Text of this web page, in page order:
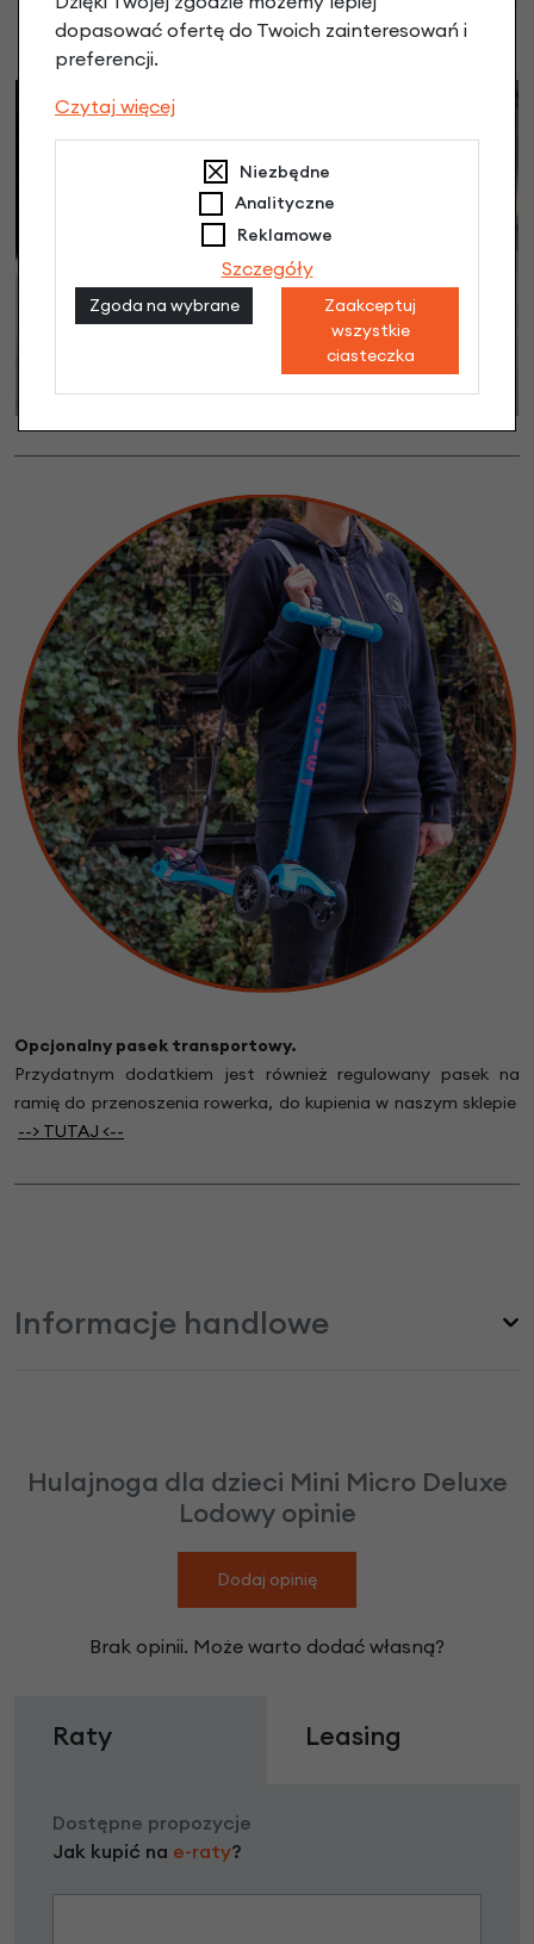
Opcjonalny pasek transportowy.
Przydatnym dodatkiem jest również regulowany pasek na
ramię do przenoszenia rowerka, do kupienia w naszym sklepie
--> TUTAJ <--
Informacje handlowe
Hulajnoga dla dzieci Mini Micro Deluxe
Lodowy opinie
Dodaj opinię
Brak opinii. Może warto dodać własną?
Raty Leasing
Dostępne propozycje
Jak kupić na e-raty?
dopasować ofertę do Twoich zainteresowań i
preferencji.
Czytaj więcej
Niezbędne
Analityczne
Reklamowe
Szczegóły
Zgoda na wybrane
Zaakceptuj
wszystkie
ciasteczka